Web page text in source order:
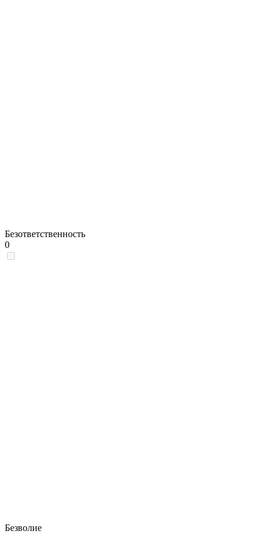
Безответственность
0
Безволие